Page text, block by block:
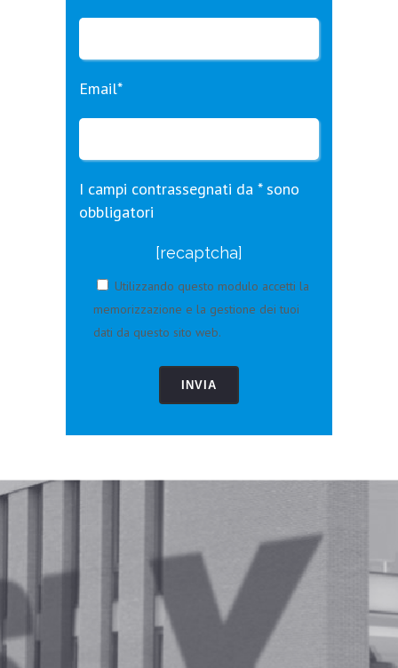
Email*
I campi contrassegnati da * sono
obbligatori
[recaptcha]
Utilizzando questo modulo accetti la
memorizzazione e la gestione dei tuoi
dati da questo sito web.